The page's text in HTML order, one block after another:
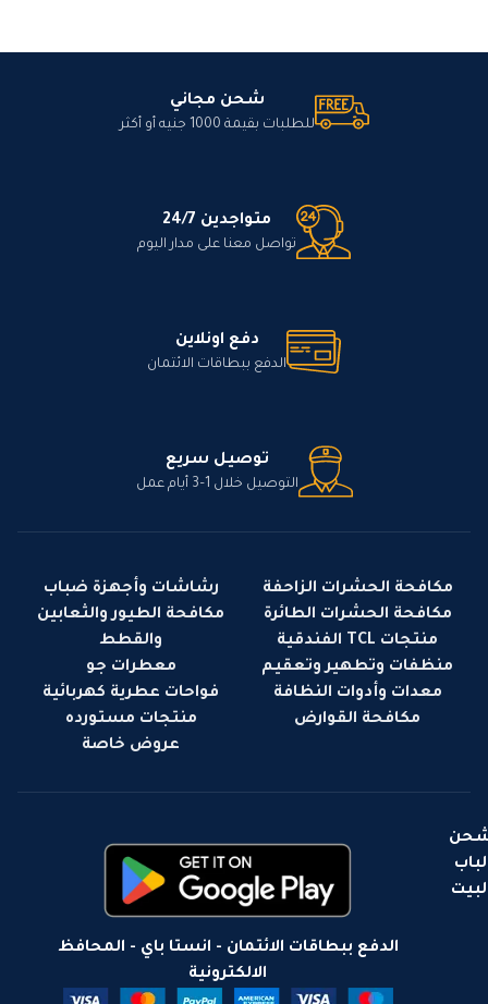
شحن مجاني
للطلبات بقيمة 1000 جنيه أو أكثر
متواجدين 24/7
تواصل معنا على مدار اليوم
دفع اونلاين
الدفع ببطاقات الائتمان
توصيل سريع
التوصيل خلال 1–3 أيام عمل
مكافحة الحشرات الزاحفة
مكافحة الحشرات الطائرة
منتجات TCL الفندقية
منظفات وتطهير وتعقيم
معدات وأدوات النظافة
مكافحة القوارض
رشاشات وأجهزة ضباب
مكافحة الطيور والثعابين
والقطط
معطرات جو
فواحات عطرية كهربائية
منتجات مستورده
عروض خاصة
لباب
الدفع ببطاقات الائتمان - انستا باي - المحافظ
الالكترونية